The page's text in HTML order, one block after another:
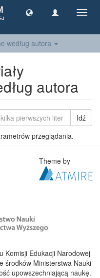
według autora
autora
Idź
przeglądania.
Theme by
Komisji Edukacji Narodowej
środków Ministerstwa Nauki
upowszechniającą naukę.